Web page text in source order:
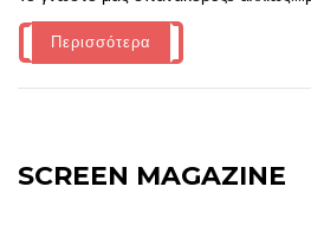
Περισσότερα
SCREEN MAGAZINE